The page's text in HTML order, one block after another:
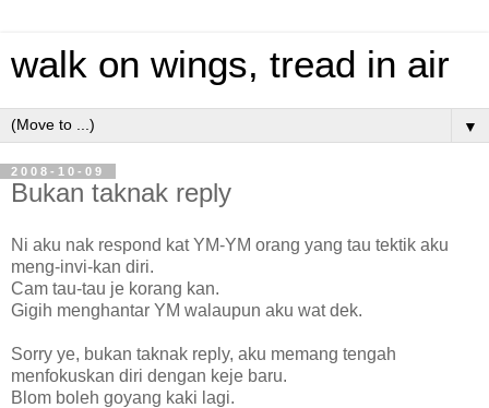
walk on wings, tread in air
▼
2008-10-09
Bukan taknak reply
Ni aku nak respond kat YM-YM orang yang tau tektik aku
meng-invi-kan diri.
Cam tau-tau je korang kan.
Gigih menghantar YM walaupun aku wat dek.
Sorry ye, bukan taknak reply, aku memang tengah
menfokuskan diri dengan keje baru.
Blom boleh goyang kaki lagi.